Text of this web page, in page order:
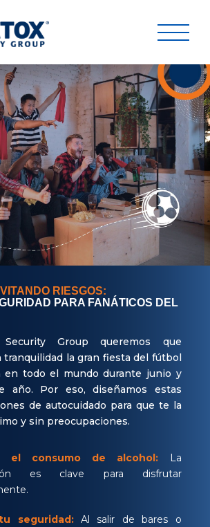
RIESGOS:
PARA FANÁTICOS DEL
Group queremos que
la gran fiesta del fútbol
en todo el mundo durante junio y
año. Por eso, diseñamos estas
de autocuidado para que te la
y sin preocupaciones.
el consumo de alcohol:
La
es clave para disfrutar
seguridad:Al salir de bares o